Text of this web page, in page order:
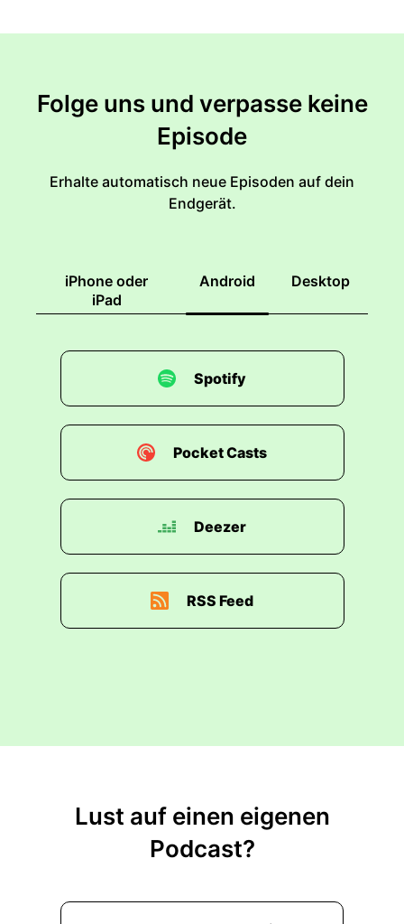
Folge uns und verpasse keine
Episode
Erhalte automatisch neue Episoden auf dein
Endgerät.
iPhone oder
iPad
Android Desktop
Spotify
Pocket Casts
Deezer
RSS Feed
Lust auf einen eigenen
Podcast?